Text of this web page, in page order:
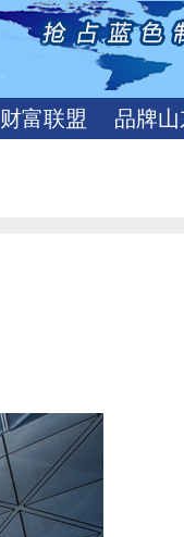
财富联盟 品牌